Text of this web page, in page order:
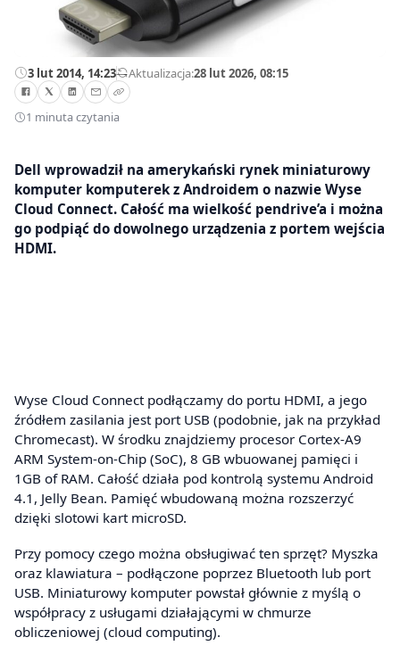
3 lut 2014, 14:23—Aktualizacja:28 lut 2026, 08:15
1 minuta czytania
Dell wprowadził na amerykański rynek miniaturowy
komputer komputerek z Androidem o nazwie Wyse
Cloud Connect. Całość ma wielkość pendrive’a i można
go podpiąć do dowolnego urządzenia z portem wejścia
HDMI.
Wyse Cloud Connect podłączamy do portu HDMI, a jego
źródłem zasilania jest port USB (podobnie, jak na przykład
Chromecast). W środku znajdziemy procesor Cortex-A9
ARM System-on-Chip (SoC), 8 GB wbuowanej pamięci i
1GB of RAM. Całość działa pod kontrolą systemu Android
4.1, Jelly Bean. Pamięć wbudowaną można rozszerzyć
dzięki slotowi kart microSD.
Przy pomocy czego można obsługiwać ten sprzęt? Myszka
oraz klawiatura – podłączone poprzez Bluetooth lub port
USB. Miniaturowy komputer powstał głównie z myślą o
współpracy z usługami działającymi w chmurze
obliczeniowej (cloud computing).